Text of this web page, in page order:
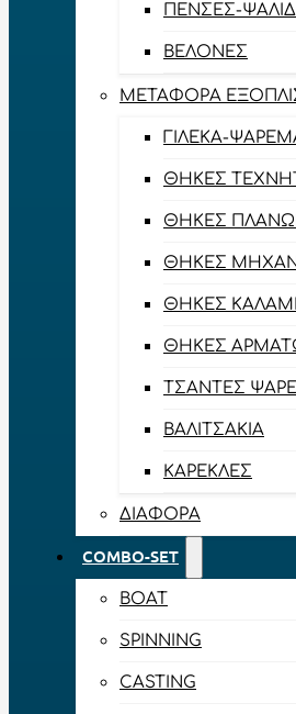
ΠΈΝΣΕΣ-
ΒΕΛΌΝΕΣ
ΜΕΤΑΦΟΡΆ
ΓΙΛΈΚΑ-
ΘΉΚΕΣ
ΘΉΚΕΣ
ΘΉΚΕΣ
ΘΉΚΕΣ
ΘΉΚΕΣ
ΤΣΆΝΤΕΣ
ΒΑΛΙΤΣΆΚΙΑ
ΚΑΡΈΚΛΕΣ
ΔΙΆΦΟΡΑ
COMBO-SET
BOAT
SPINNING
CASTING